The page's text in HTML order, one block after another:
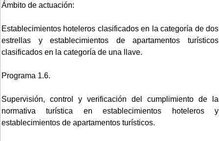
Ámbito de actuación:
Establecimientos hoteleros clasificados en la categoría de dos
estrellas y establecimientos de apartamentos turísticos
clasificados en la categoría de una llave.
Programa 1.6.
Supervisión, control y verificación del cumplimiento de la
normativa turística en establecimientos hoteleros y
establecimientos de apartamentos turísticos.